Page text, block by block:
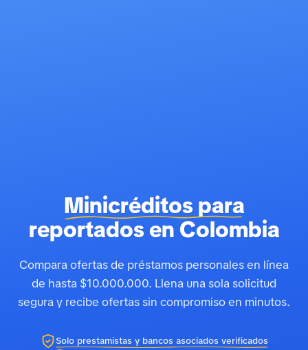
Minicréditos para
reportados en Colombia
Compara ofertas de préstamos personales en línea
de hasta $10.000.000. Llena una sola solicitud
segura y recibe ofertas sin compromiso en minutos.
Solo prestamistas y bancos asociados verificados